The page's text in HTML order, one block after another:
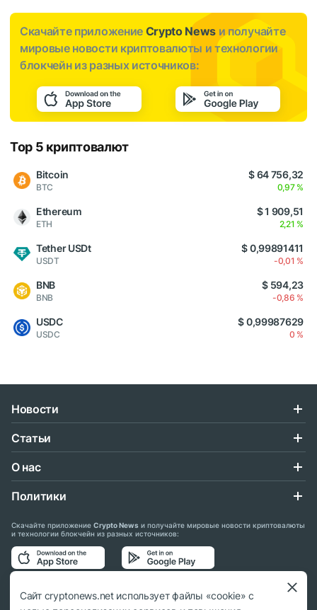
Скачайте приложение Crypto News и получайте
мировые новости криптовалюты и технологии
блокчейн из разных источников:
Top 5 криптовалют
Bitcoin
BTC
$ 64 756,32
0,97 %
Ethereum
ETH
$ 1 909,51
2,21 %
Tether USDt
USDT
$ 0,99891411
-0,01 %
BNB
BNB
$ 594,23
-0,86 %
USDC
USDC
$ 0,99987629
0 %
Новости
Статьи
О нас
Политики
Скачайте приложение Crypto News и получайте мировые новости криптовалюты
и технологии блокчейн из разных источников:
Подписывайтесь на нас в социальных сетях:
Сайт cryptonews.net использует файлы «cookie» с